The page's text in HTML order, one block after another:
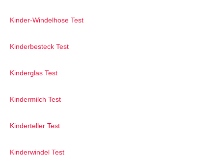
Kinder-Windelhose Test
Kinderbesteck Test
Kinderglas Test
Kindermilch Test
Kinderteller Test
Kinderwindel Test